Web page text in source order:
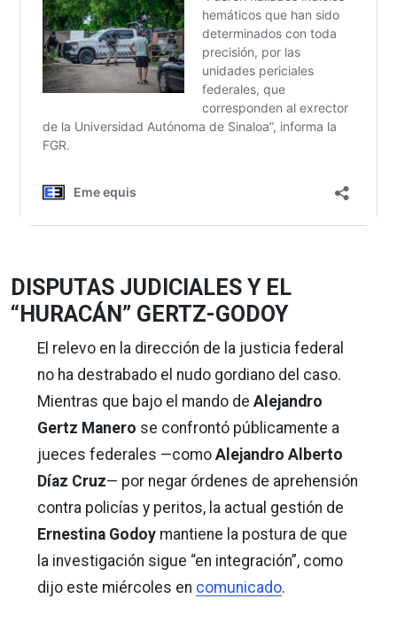
DISPUTAS JUDICIALES Y EL
“HURACÁN” GERTZ-GODOY
El relevo en la dirección de la justicia federal
no ha destrabado el nudo gordiano del caso.
Mientras que bajo el mando de Alejandro
Gertz Manero se confrontó públicamente a
jueces federales —como Alejandro Alberto
Díaz Cruz— por negar órdenes de aprehensión
contra policías y peritos, la actual gestión de
Ernestina Godoy mantiene la postura de que
la investigación sigue “en integración”, como
dijo este miércoles en comunicado.